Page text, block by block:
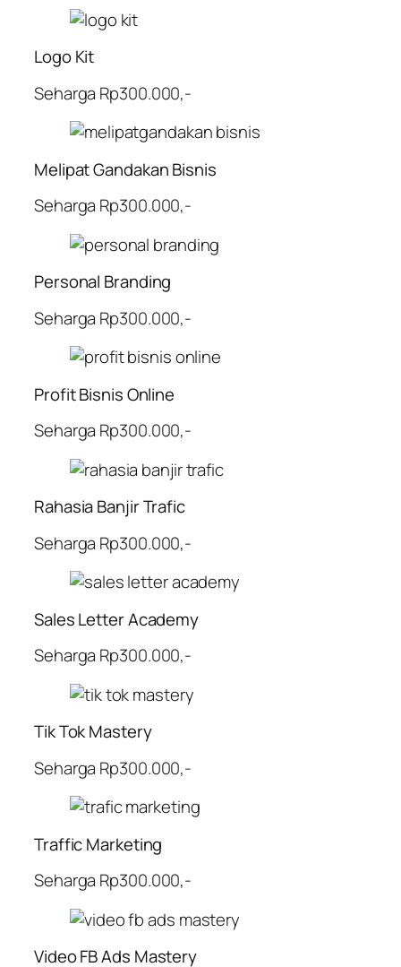
Logo Kit
Seharga Rp300.000,-
Melipat Gandakan Bisnis
Seharga Rp300.000,-
Personal Branding
Seharga Rp300.000,-
Profit Bisnis Online
Seharga Rp300.000,-
Rahasia Banjir Trafic
Seharga Rp300.000,-
Sales Letter Academy
Seharga Rp300.000,-
Tik Tok Mastery
Seharga Rp300.000,-
Traffic Marketing
Seharga Rp300.000,-
Video FB Ads Mastery